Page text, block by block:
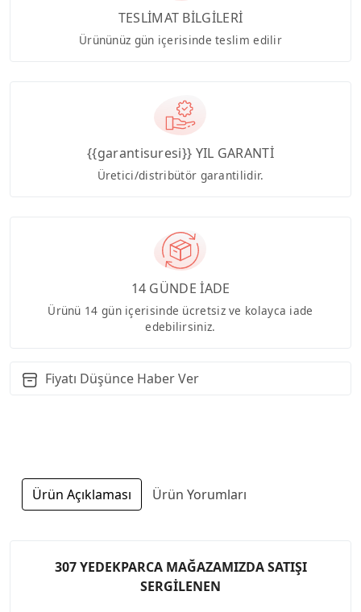
TESLİMAT BİLGİLERİ
Ürününüz gün içerisinde teslim edilir
{{garantisuresi}} YIL GARANTİ
Üretici/distribütör garantilidir.
14 GÜNDE İADE
Ürünü 14 gün içerisinde ücretsiz ve kolayca iade
edebilirsiniz.
Fiyatı Düşünce Haber Ver
Ürün Açıklaması Ürün Yorumları
307 YEDEKPARCA MAĞAZAMIZDA SATIŞI
SERGİLENEN